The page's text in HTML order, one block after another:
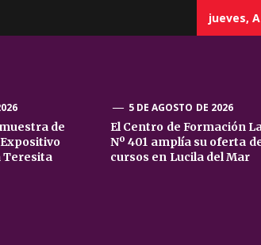
jueves,
de
Teresita
5 DE AGOSTO DE 2026
El Centro de Formación
Nº 401 amplía su oferta
cursos en Lucila del Mar